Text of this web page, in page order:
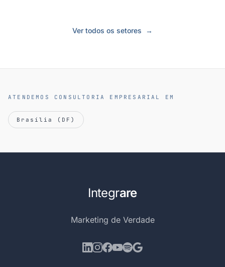
Ver todos os setores →
ATENDEMOS CONSULTORIA EMPRESARIAL EM
Brasília (DF)
Integrare
Marketing de Verdade